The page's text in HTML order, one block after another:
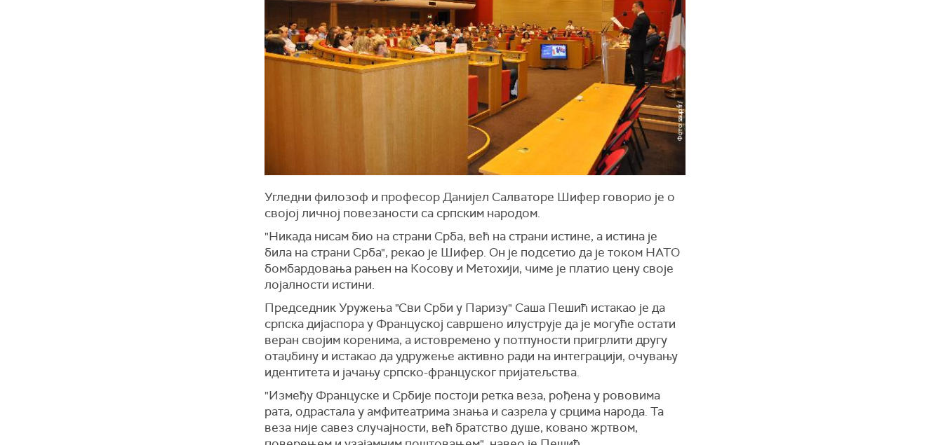
Угледни филозоф и професор Данијел Салваторе Шифер говорио је о
својој личној повезаности са српским народом.
"Никада нисам био на страни Срба, већ на страни истине, а истина је
била на страни Срба", рекао је Шифер. Он је подсетио да је током НАТО
бомбардовања рањен на Косову и Метохији, чиме је платио цену своје
лојалности истини.
Председник Уружења "Сви Срби у Паризу" Саша Пешић истакао је да
српска дијаспора у Француској савршено илуструје да је могуће остати
веран својим коренима, а истовремено у потпуности пригрлити другу
отаџбину и истакао да удружење активно ради на интеграцији, очувању
идентитета и јачању српско-француског пријатељства.
"Између Француске и Србије постоји ретка веза, рођена у рововима
рата, одрастала у амфитеатрима знања и сазрела у срцима народа. Та
веза није савез случајности, већ братство душе, ковано жртвом,